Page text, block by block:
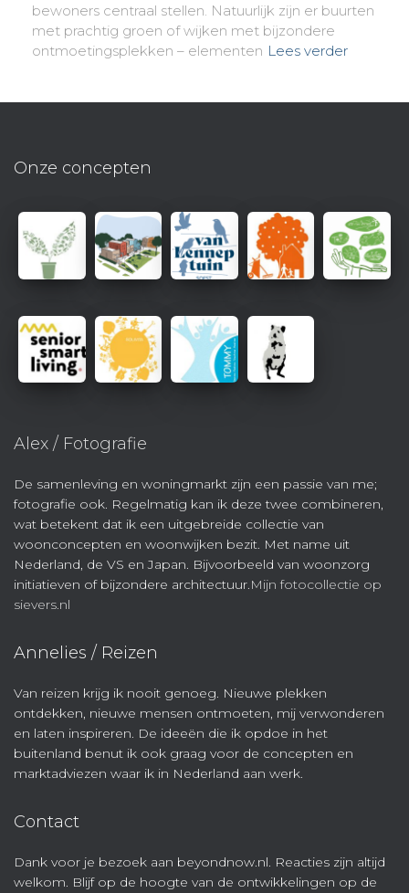
bewoners centraal stellen. Natuurlijk zijn er buurten
met prachtig groen of wijken met bijzondere
ontmoetingsplekken – elementen Lees verder
Onze concepten
Alex / Fotografie
De samenleving en woningmarkt zijn een passie van me;
fotografie ook. Regelmatig kan ik deze twee combineren,
wat betekent dat ik een uitgebreide collectie van
woonconcepten en woonwijken bezit. Met name uit
Nederland, de VS en Japan. Bijvoorbeeld van woonzorg
initiatieven of bijzondere architectuur.Mijn fotocollectie op
sievers.nl
Annelies / Reizen
Van reizen krijg ik nooit genoeg. Nieuwe plekken
ontdekken, nieuwe mensen ontmoeten, mij verwonderen
en laten inspireren. De ideeën die ik opdoe in het
buitenland benut ik ook graag voor de concepten en
marktadviezen waar ik in Nederland aan werk.
Contact
Dank voor je bezoek aan beyondnow.nl. Reacties zijn altijd
welkom. Blijf op de hoogte van de ontwikkelingen op de